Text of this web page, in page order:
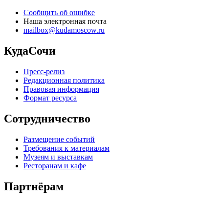
Сообщить об ошибке
Наша электронная почта
mailbox@kudamoscow.ru
КудаСочи
Пресс-релиз
Редакционная политика
Правовая информация
Формат ресурса
Сотрудничество
Размещение событий
Требования к материалам
Музеям и выставкам
Ресторанам и кафе
Партнёрам